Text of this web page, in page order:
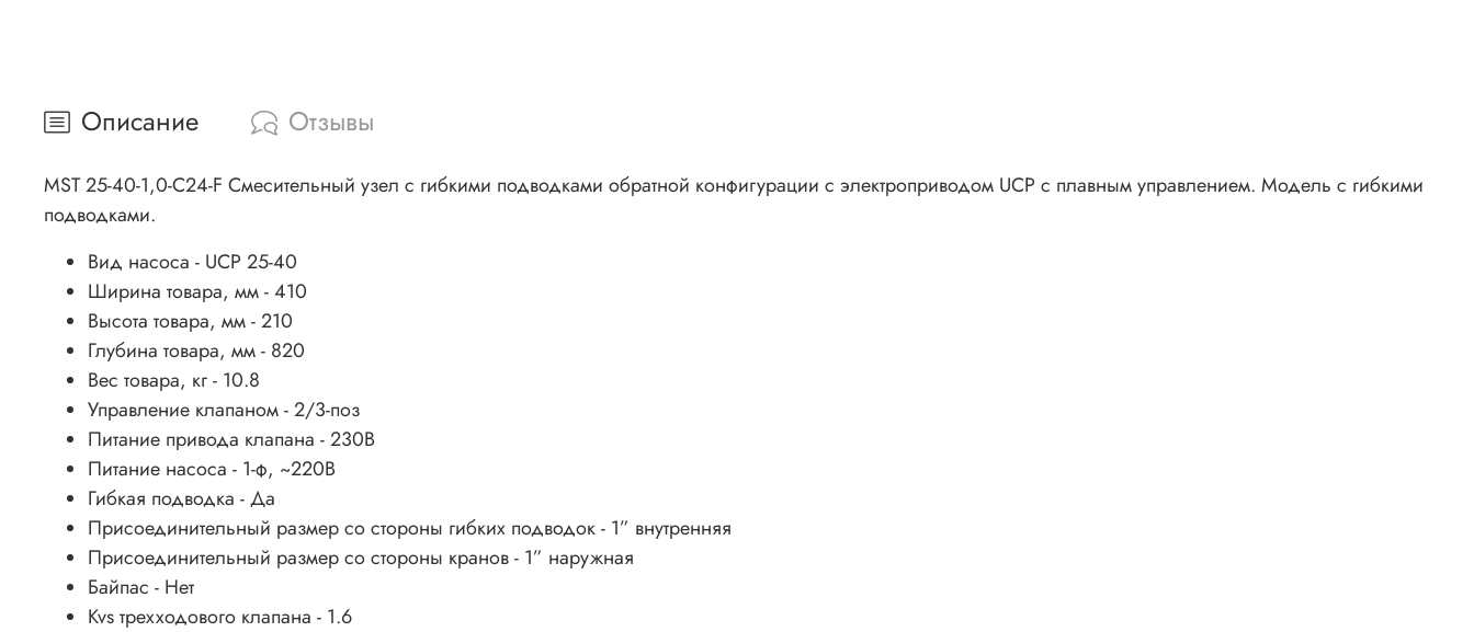
Описание Отзывы
MST 25-40-1,0-C24-F Смесительный узел с гибкими подводками обратной конфигурации с электроприводом UCP с плавным управлением. Модель с гибкими
подводками.
Вид насоса - UCP 25-40
Ширина товара, мм - 410
Высота товара, мм - 210
Глубина товара, мм - 820
Вес товара, кг - 10.8
Управление клапаном - 2/3-поз
Питание привода клапана - 230В
Питание насоса - 1-ф, ~220В
Гибкая подводка - Да
Присоединительный размер cо стороны гибких подводок - 1” внутренняя
Присоединительный размер cо стороны кранов - 1” наружная
Байпас - Нет
Kvs трехходового клапана - 1.6